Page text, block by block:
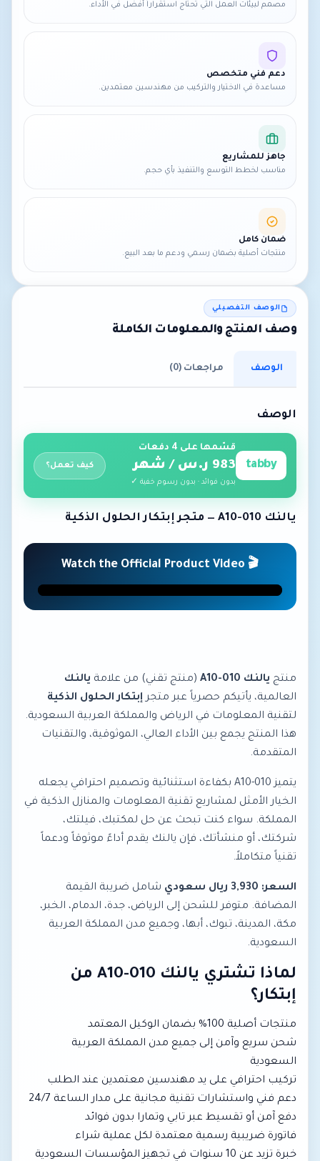
مصمم لبيئات العمل التي تحتاج استقراراً أفضل في الأداء.
دعم فني متخصص
مساعدة في الاختيار والتركيب من مهندسين معتمدين.
جاهز للمشاريع
مناسب لخطط التوسع والتنفيذ بأي حجم.
ضمان كامل
منتجات أصلية بضمان رسمي ودعم ما بعد البيع.
الوصف التفصيلي
وصف المنتج والمعلومات الكاملة
الوصف مراجعات (0)
الوصف
tabby
قسّمها على 4 دفعات
983 ر.س / شهر
بدون فوائد · بدون رسوم خفية ✓
كيف تعمل؟
يالنك A10-010 — متجر إبتكار الحلول الذكية
🎬 Watch the Official Product Video
Yealink MeetingBar A10 Series
منتج يالنك A10-010 (منتج تقني) من علامة يالنك
العالمية، يأتيكم حصرياً عبر متجرإبتكار الحلول الذكية
لتقنية المعلومات في الرياض والمملكة العربية السعودية.
هذا المنتج يجمع بين الأداء العالي، الموثوقية، والتقنيات
المتقدمة.
يتميز A10-010 بكفاءة استثنائية وتصميم احترافي يجعله
الخيار الأمثل لمشاريع تقنية المعلومات والمنازل الذكية في
المملكة. سواء كنت تبحث عن حل لمكتبك، فيلتك،
شركتك، أو منشأتك، فإن يالنك يقدم أداءً موثوقاً ودعماً
تقنياً متكاملاً.
السعر: 3,930 ريال سعودي
شامل ضريبة القيمة
المضافة. متوفر للشحن إلى الرياض، جدة، الدمام، الخبر،
مكة، المدينة، تبوك، أبها، وجميع مدن المملكة العربية
السعودية.
لماذا تشتري يالنك A10-010 من
إبتكار؟
منتجات أصلية 100% بضمان الوكيل المعتمد
شحن سريع وآمن إلى جميع مدن المملكة العربية
السعودية
تركيب احترافي على يد مهندسين معتمدين عند الطلب
دعم فني واستشارات تقنية مجانية على مدار الساعة 24/7
دفع آمن أو تقسيط عبر تابي وتمارا بدون فوائد
فاتورة ضريبية رسمية معتمدة لكل عملية شراء
خبرة تزيد عن 10 سنوات في تجهيز المؤسسات السعودية